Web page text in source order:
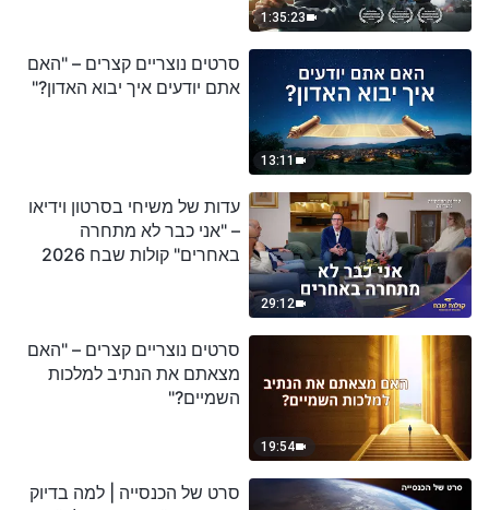
1:35:23
13:11
סרטים נוצריים קצרים – "האם
אתם יודעים איך יבוא האדון?"
29:12
עדות של משיחי בסרטון וידיאו
– "אני כבר לא מתחרה
באחרים" קולות שבח 2026
19:54
סרטים נוצריים קצרים – "האם
מצאתם את הנתיב למלכות
השמיים?"
סרט של הכנסייה | למה בדיוק